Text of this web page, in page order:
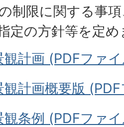
制限に関する事
定の方針等を定め
観計画 (PDFファ
観計画概要版
観条例 (PDFファ